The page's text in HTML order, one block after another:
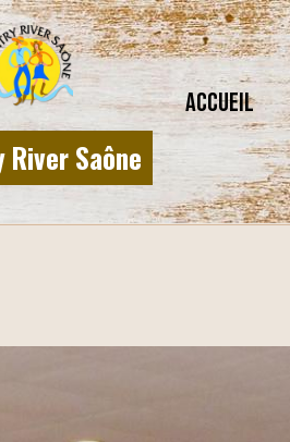
Saône
Accueil